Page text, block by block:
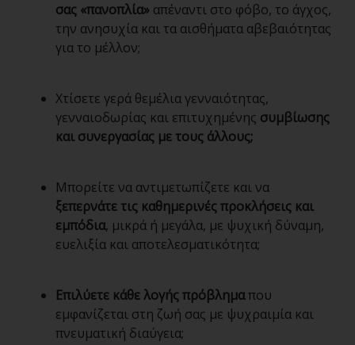
σας «πανοπλία» απέναντι στο φόβο, το άγχος,
την ανησυχία και τα αισθήματα αβεβαιότητας
για το μέλλον;
Χτίσετε γερά θεμέλια γενναιότητας,
γενναιοδωρίας και επιτυχημένης συμβίωσης
και συνεργασίας με τους άλλους;
Μπορείτε να αντιμετωπίζετε και να
ξεπερνάτε τις καθημερινές προκλήσεις και
εμπόδια, μικρά ή μεγάλα, με ψυχική δύναμη,
ευελιξία και αποτελεσματικότητα;
Επιλύετε κάθε λογής πρόβλημαπου
εμφανίζεται στη ζωή σας με ψυχραιμία και
πνευματική διαύγεια;